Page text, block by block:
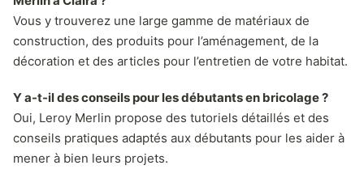
Vous y trouverez une large gamme de matériaux de
construction, des produits pour l’aménagement, de la
décoration et des articles pour l’entretien de votre habitat.
Y a-t-il des conseils pour les débutants en bricolage ?
Oui, Leroy Merlin propose des tutoriels détaillés et des
conseils pratiques adaptés aux débutants pour les aider à
mener à bien leurs projets.